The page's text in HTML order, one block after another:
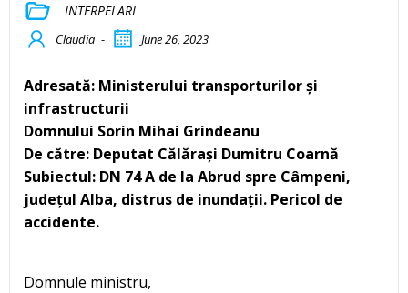
INTERPELARI
Claudia - June 26, 2023
Adresată: Ministerului transporturilor și
infrastructurii
Domnului Sorin Mihai Grindeanu
De către: Deputat Călărași Dumitru Coarnă
Subiectul: DN 74 A de la Abrud spre Câmpeni,
județul Alba, distrus de inundații. Pericol de
accidente.
Domnule ministru,